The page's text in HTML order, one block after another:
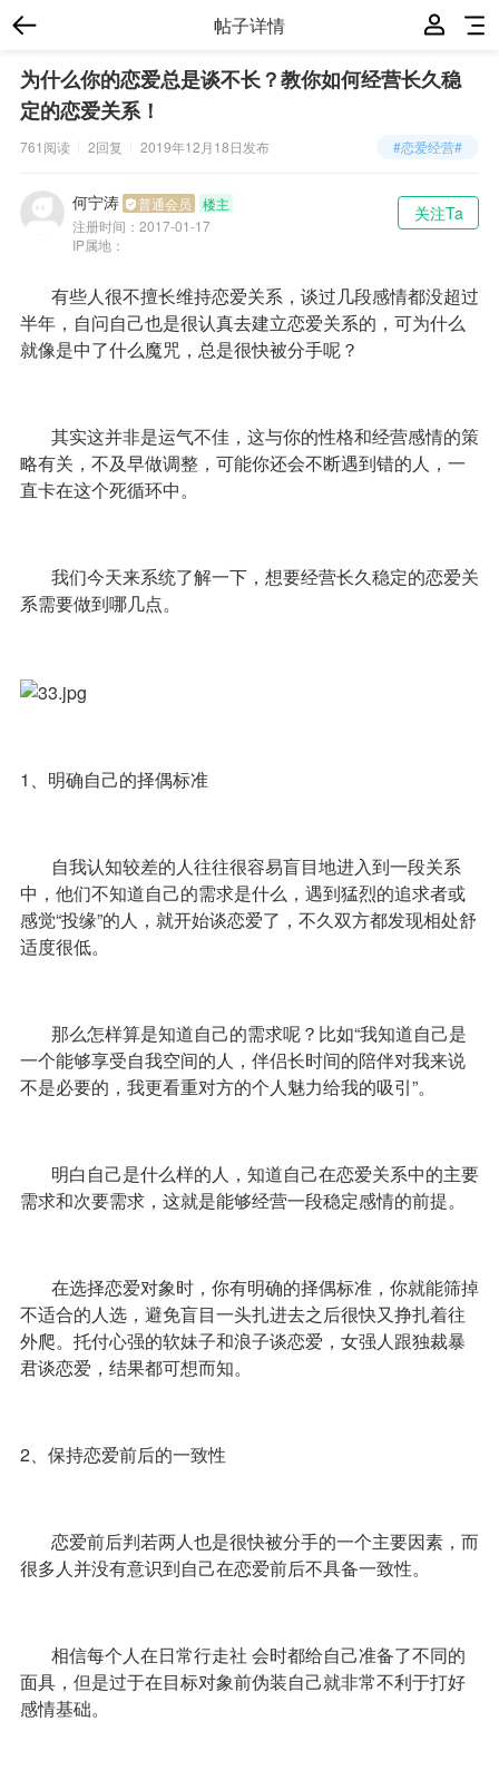
帖子详情
为什么你的恋爱总是谈不长？教你如何经营长久稳
定的恋爱关系！
#恋爱经营#
761阅读 2回复 2019年12月18日发布
关注Ta
何宁涛 普通会员
楼主
注册时间： 2017-01-17
IP属地：
有些人很不擅长维持恋爱关系，谈过几段感情都没超过
半年，自问自己也是很认真去建立恋爱关系的，可为什么
就像是中了什么魔咒，总是很快被分手呢？
其实这并非是运气不佳，这与你的性格和经营感情的策
略有关，不及早做调整，可能你还会不断遇到错的人，一
直卡在这个死循环中。
我们今天来系统了解一下，想要经营长久稳定的恋爱关
系需要做到哪几点。
1、明确自己的择偶标准
自我认知较差的人往往很容易盲目地进入到一段关系
中，他们不知道自己的需求是什么，遇到猛烈的追求者或
感觉“投缘”的人，就开始谈恋爱了，不久双方都发现相处舒
适度很低。
那么怎样算是知道自己的需求呢？比如“我知道自己是
一个能够享受自我空间的人，伴侣长时间的陪伴对我来说
不是必要的，我更看重对方的个人魅力给我的吸引”。
明白自己是什么样的人，知道自己在恋爱关系中的主要
需求和次要需求，这就是能够经营一段稳定感情的前提。
在选择恋爱对象时，你有明确的择偶标准，你就能筛掉
不适合的人选，避免盲目一头扎进去之后很快又挣扎着往
外爬。托付心强的软妹子和浪子谈恋爱，女强人跟独裁暴
君谈恋爱，结果都可想而知。
2、保持恋爱前后的一致性
恋爱前后判若两人也是很快被分手的一个主要因素，而
很多人并没有意识到自己在恋爱前后不具备一致性。
相信每个人在日常行走社 会时都给自己准备了不同的
面具，但是过于在目标对象前伪装自己就非常不利于打好
感情基础。